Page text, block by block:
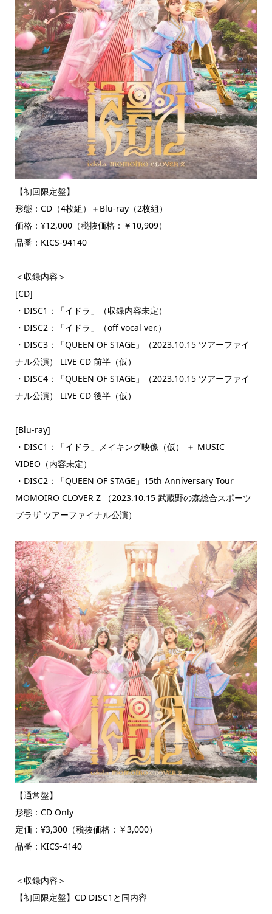
【初回限定盤】
形態：CD（4枚組）＋Blu-ray（2枚組）
価格：¥12,000（税抜価格：￥10,909）
品番：KICS-94140
＜収録内容＞
[CD]
・DISC1：「イドラ」（収録内容未定）
・DISC2：「イドラ」（off vocal ver.）
・DISC3：「QUEEN OF STAGE」（2023.10.15 ツアーファイ
ナル公演） LIVE CD 前半（仮）
・DISC4：「QUEEN OF STAGE」（2023.10.15 ツアーファイ
ナル公演） LIVE CD 後半（仮）
[Blu-ray]
・DISC1：「イドラ」メイキング映像（仮） ＋ MUSIC
VIDEO（内容未定）
・DISC2：「QUEEN OF STAGE」15th Anniversary Tour
MOMOIRO CLOVER Z （2023.10.15 武蔵野の森総合スポーツ
プラザ ツアーファイナル公演）
【通常盤】
形態：CD Only
定価：¥3,300（税抜価格：￥3,000）
品番：KICS-4140
＜収録内容＞
【初回限定盤】CD DISC1と同内容